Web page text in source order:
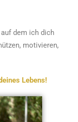
dem ich dich
motivieren,
Lebens!